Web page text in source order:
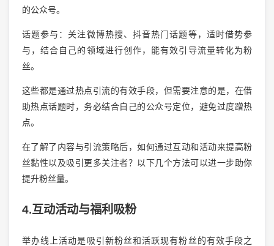
的公众号。
话题参与：关注微博热搜、抖音热门话题等，适时借势参
与，结合自己的领域进行创作，能有效引导流量转化为粉
丝。
这些都是通过热点引流的有效手段，但需要注意的是，在借
助热点话题时，务必结合自己的公众号定位，避免过度蹭热
点。
在了解了内容与引流策略后，如何通过互动和活动来提高粉
丝黏性以及吸引更多关注者？以下几个方法可以进一步助你
提升粉丝量。
4.互动活动与福利吸粉
举办线上活动是吸引新粉丝和活跃现有粉丝的有效手段之